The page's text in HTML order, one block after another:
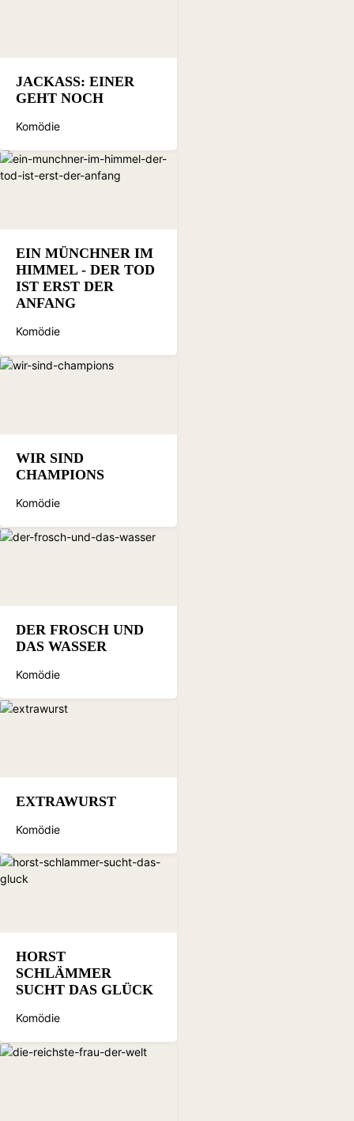
JACKASS: EINER
GEHT NOCH
Komödie
EIN MÜNCHNER IM
HIMMEL - DER TOD
IST ERST DER
ANFANG
Komödie
WIR SIND
CHAMPIONS
Komödie
DER FROSCH UND
DAS WASSER
Komödie
EXTRAWURST
Komödie
HORST
SCHLÄMMER
SUCHT DAS GLÜCK
Komödie